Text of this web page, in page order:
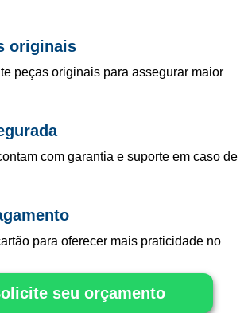
originais
peças originais para assegurar maior
com garantia e suporte em caso de
para oferecer mais praticidade no
seu orçamento